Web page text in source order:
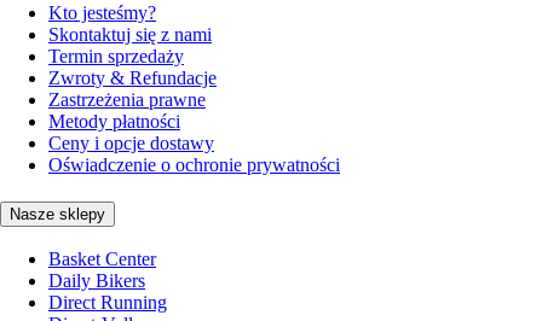
Kto jesteśmy?
Skontaktuj się z nami
Termin sprzedaży
Zwroty & Refundacje
Zastrzeżenia prawne
Metody płatności
Ceny i opcje dostawy
Oświadczenie o ochronie prywatności
Nasze sklepy
Basket Center
Daily Bikers
Direct Running